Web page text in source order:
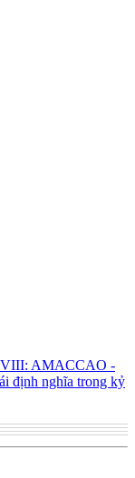
VIII: AMACCAO -
định nghĩa trong kỷ